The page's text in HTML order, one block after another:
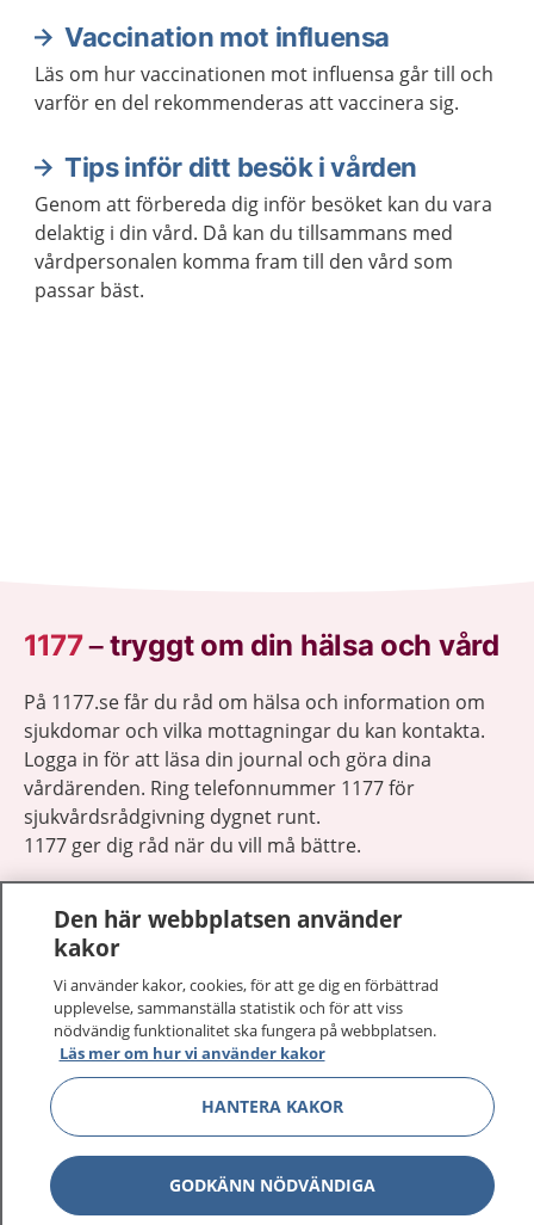
Aktuella artiklar
Vaccination mot influensa
Läs om hur vaccinationen mot influensa går till och
varför en del rekommenderas att vaccinera sig.
Tips inför ditt besök i vården
Genom att förbereda dig inför besöket kan du vara
delaktig i din vård. Då kan du tillsammans med
vårdpersonalen komma fram till den vård som
passar bäst.
1177–tryggt om din hälsa och vård
På 1177.se får du råd om hälsa och information om
sjukdomar och vilka mottagningar du kan kontakta.
Logga in för att läsa din journal och göra dina
vårdärenden. Ring telefonnummer 1177 för
sjukvårdsrådgivning dygnet runt.
1177 ger dig råd när du vill må bättre.
1177 på flera språk
Kontakt Visa
Behandling av personuppgifter
Den här webbplatsen använder
kakor
Vi använder kakor, cookies, för att ge dig en förbättrad
upplevelse, sammanställa statistik och för att viss
nödvändig funktionalitet ska fungera på webbplatsen.
Läs mer om hur vi använder kakor
HANTERA KAKOR
GODKÄNN NÖDVÄNDIGA